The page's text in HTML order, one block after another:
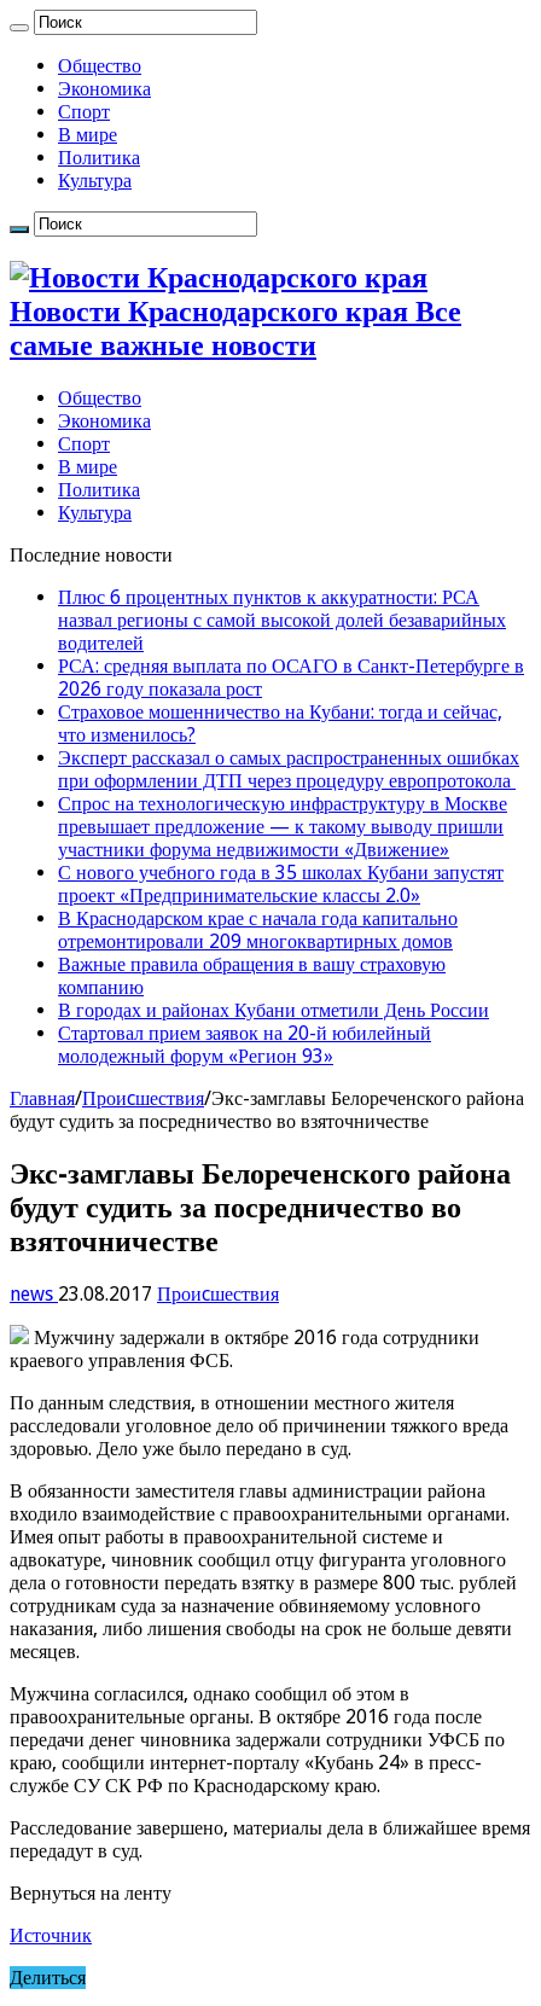
Общество
Экономика
Спорт
В мире
Политика
Культура
Новости Краснодарского края Все
самые важные новости
Общество
Экономика
Спорт
В мире
Политика
Культура
Последние новости
Плюс 6 процентных пунктов к аккуратности: РСА
назвал регионы с самой высокой долей безаварийных
водителей
РСА: средняя выплата по ОСАГО в Санкт-Петербурге в
2026 году показала рост
Страховое мошенничество на Кубани: тогда и сейчас,
что изменилось?
Эксперт рассказал о самых распространенных ошибках
при оформлении ДТП через процедуру европротокола
Спрос на технологическую инфраструктуру в Москве
превышает предложение — к такому выводу пришли
участники форума недвижимости «Движение»
С нового учебного года в 35 школах Кубани запустят
проект «Предпринимательские классы 2.0»
В Краснодарском крае с начала года капитально
отремонтировали 209 многоквартирных домов
Важные правила обращения в вашу страховую
компанию
В городах и районах Кубани отметили День России
Стартовал прием заявок на 20-й юбилейный
молодежный форум «Регион 93»
Главная/Проиcшествия/Экс-замглавы Белореченского района
будут судить за посредничество во взяточничестве
Экс-замглавы Белореченского района
будут судить за посредничество во
взяточничестве
news 23.08.2017 Проиcшествия
Мужчину задержали в октябре 2016 года сотрудники
краевого управления ФСБ.
По данным следствия, в отношении местного жителя
расследовали уголовное дело об причинении тяжкого вреда
здоровью. Дело уже было передано в суд.
В обязанности заместителя главы администрации района
входило взаимодействие с правоохранительными органами.
Имея опыт работы в правоохранительной системе и
адвокатуре, чиновник сообщил отцу фигуранта уголовного
дела о готовности передать взятку в размере 800 тыс. рублей
сотрудникам суда за назначение обвиняемому условного
наказания, либо лишения свободы на срок не больше девяти
месяцев.
Мужчина согласился, однако сообщил об этом в
правоохранительные органы. В октябре 2016 года после
передачи денег чиновника задержали сотрудники УФСБ по
краю, сообщили интернет-порталу «Кубань 24» в пресс-
службе СУ СК РФ по Краснодарскому краю.
Расследование завершено, материалы дела в ближайшее время
передадут в суд.
Вернуться на ленту
Источник
Делиться